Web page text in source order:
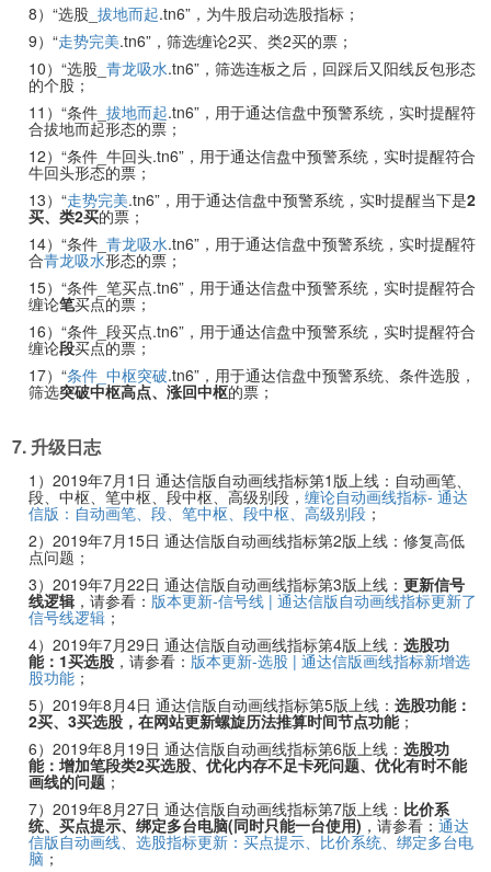
8）“选股_拔地而起.tn6”，为牛股启动选股指标；
9）“走势完美.tn6”，筛选缠论2买、类2买的票；
10）“选股_青龙吸水.tn6”，筛选连板之后，回踩后又阳线反包形态
的个股；
11）“条件_拔地而起.tn6”，用于通达信盘中预警系统，实时提醒符
合拔地而起形态的票；
12）“条件_牛回头.tn6”，用于通达信盘中预警系统，实时提醒符合
牛回头形态的票；
13）“走势完美.tn6”，用于通达信盘中预警系统，实时提醒当下是2
买、类2买的票；
14）“条件_青龙吸水.tn6”，用于通达信盘中预警系统，实时提醒符
合青龙吸水形态的票；
15）“条件_笔买点.tn6”，用于通达信盘中预警系统，实时提醒符合
缠论笔买点的票；
16）“条件_段买点.tn6”，用于通达信盘中预警系统，实时提醒符合
缠论段买点的票；
17）“条件_中枢突破.tn6”，用于通达信盘中预警系统、条件选股，
筛选突破中枢高点、涨回中枢的票；
7. 升级日志
1）2019年7月1日 通达信版自动画线指标第1版上线：自动画笔、
段、中枢、笔中枢、段中枢、高级别段，缠论自动画线指标- 通达
信版：自动画笔、段、笔中枢、段中枢、高级别段 ；
2）2019年7月15日 通达信版自动画线指标第2版上线：修复高低
点问题；
3）2019年7月22日 通达信版自动画线指标第3版上线：更新信号
线逻辑 ，请参看：版本更新-信号线 | 通达信版自动画线指标更新了
信号线逻辑；
4）2019年7月29日 通达信版自动画线指标第4版上线：选股功
能：1买选股，请参看：版本更新-选股 | 通达信版画线指标新增选
股功能 ；
5）2019年8月4日 通达信版自动画线指标第5版上线：选股功能：
2买、3买选股，在网站更新螺旋历法推算时间节点功能；
6）2019年8月19日 通达信版自动画线指标第6版上线：选股功
能：增加笔段类2买选股、优化内存不足卡死问题、优化有时不能
画线的问题；
7）2019年8月27日 通达信版自动画线指标第7版上线： 比价系
统、买点提示、绑定多台电脑(同时只能一台使用) ，请参看：通达
信版自动画线、选股指标更新：买点提示、比价系统、绑定多台电
脑；